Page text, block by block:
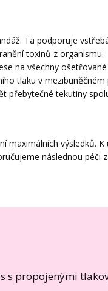
Ta podporuje
toxinů z organismu.
na všechny
tlaku v
přebytečné tekutiny
maximálních výsledků. K
následnou péči
s propojenými